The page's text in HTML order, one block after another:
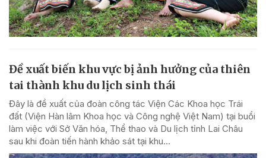
Đề xuất biến khu vực bị ảnh hưởng của thiên
tai thành khu du lịch sinh thái
Đây là đề xuất của đoàn công tác Viện Các Khoa học Trái
đất (Viện Hàn lâm Khoa học và Công nghệ Việt Nam) tại buổi
làm việc với Sở Văn hóa, Thể thao và Du lịch tỉnh Lai Châu
sau khi đoàn tiến hành khảo sát tại khu...